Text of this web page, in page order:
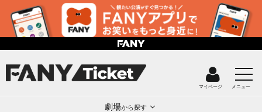
マイページ メニュー
劇場から探す